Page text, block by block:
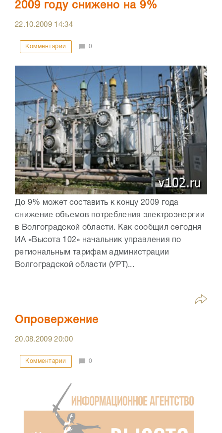
2009 году снижено на 9%
22.10.2009 14:34
Комментарии 0
До 9% может составить к концу 2009 года
снижение объемов потребления электроэнергии
в Волгоградской области. Как сообщил сегодня
ИА «Высота 102» начальник управления по
региональным тарифам администрации
Волгоградской области (УРТ)...
Опровержение
20.08.200920:00
Комментарии 0